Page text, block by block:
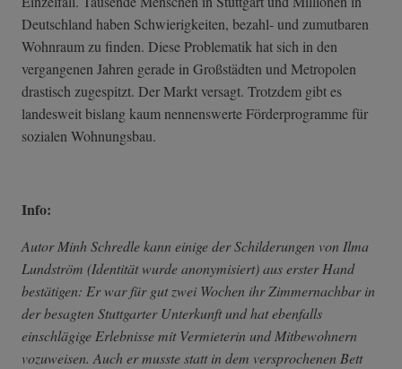
Deutschland haben Schwierigkeiten, bezahl- und zumutbaren
Wohnraum zu finden. Diese Problematik hat sich in den
vergangenen Jahren gerade in Großstädten und Metropolen
drastisch zugespitzt. Der Markt versagt. Trotzdem gibt es
landesweit bislang kaum nennenswerte Förderprogramme für
sozialen Wohnungsbau.
Info:
Autor Minh Schredle kann einige der Schilderungen von Ilma
Lundström (Identität wurde anonymisiert) aus erster Hand
bestätigen: Er war für gut zwei Wochen ihr Zimmernachbar in
der besagten Stuttgarter Unterkunft und hat ebenfalls
einschlägige Erlebnisse mit Vermieterin und Mitbewohnern
vozuweisen. Auch er musste statt in dem versprochenen Bett